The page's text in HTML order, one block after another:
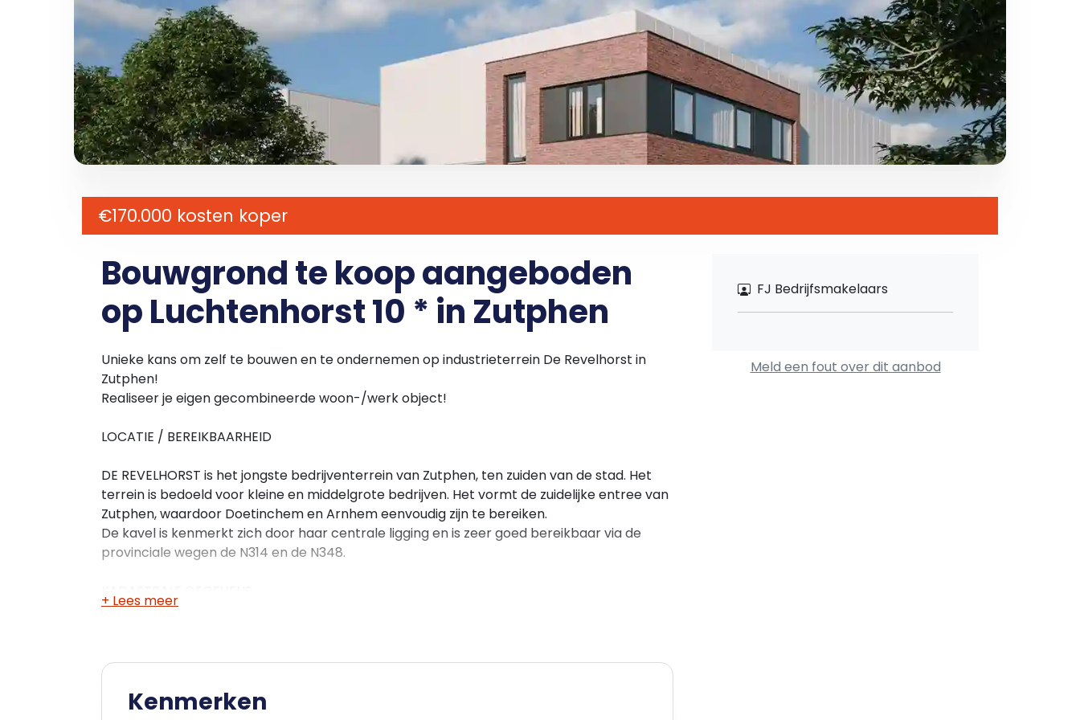
€170.000 kosten koper
Bouwgrond te koop aangeboden
op Luchtenhorst 10 * in Zutphen
Unieke kans om zelf te bouwen en te ondernemen op industrieterrein De Revelhorst in
Zutphen!
Realiseer je eigen gecombineerde woon-/werk object!
LOCATIE / BEREIKBAARHEID
DE REVELHORST is het jongste bedrijventerrein van Zutphen, ten zuiden van de stad. Het
terrein is bedoeld voor kleine en middelgrote bedrijven. Het vormt de zuidelijke entree van
Zutphen, waardoor Doetinchem en Arnhem eenvoudig zijn te bereiken.
De kavel is kenmerkt zich door haar centrale ligging en is zeer goed bereikbaar via de
provinciale wegen de N314 en de N348.
BESTEMMING
Op de locatie is de enkelbestemming "bedrijventerrein" met tot en met milieucategorie 2
+ Lees meer
FJ Bedrijfsmakelaars
Meld een fout over dit aanbod
Kenmerken